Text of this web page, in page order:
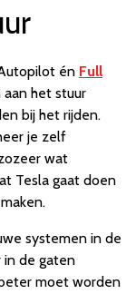
én Full
het stuur
bij het rijden.
je zelf
wat
Tesla gaat doen
systemen in de
in de gaten
moet worden